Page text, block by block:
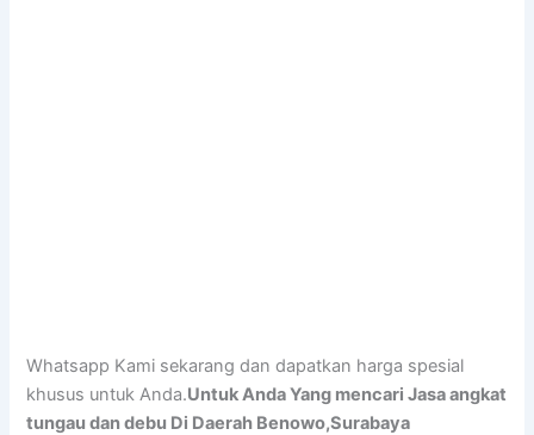
Whatsapp Kami sekarang dan dapatkan harga spesial
khusus untuk Anda.Untuk Anda Yang mencari Jasa angkat
tungau dan debu Di Daerah Benowo,Surabaya